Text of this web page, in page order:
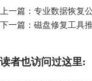
上一篇： 专业数据恢复
下一篇： 磁盘修复工具
读者也访问过这里: